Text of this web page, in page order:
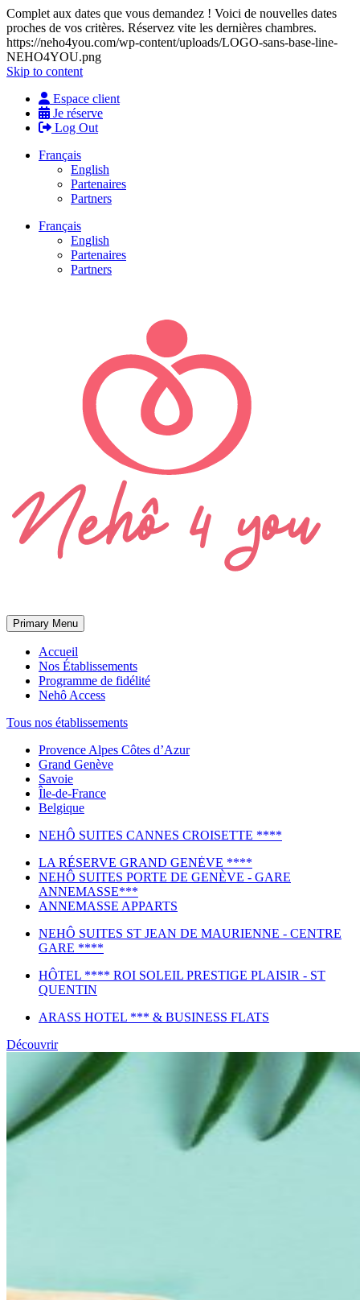
Complet aux dates que vous demandez ! Voici de nouvelles dates
proches de vos critères. Réservez vite les dernières chambres.
https://neho4you.com/wp-content/uploads/LOGO-sans-base-line-
NEHO4YOU.png
Skip to content
Espace client
Je réserve
Log Out
Français
English
Partenaires
Partners
Français
English
Partenaires
Partners
Primary Menu
Accueil
Nos Établissements
Programme de fidélité
Nehô Access
Tous nos établissements
Provence Alpes Côtes d’Azur
Grand Genève
Savoie
Île-de-France
Belgique
NEHÔ SUITES CANNES CROISETTE ****
LA RÉSERVE GRAND GENĖVE ****
NEHÔ SUITES PORTE DE GENÈVE - GARE
ANNEMASSE***
ANNEMASSE APPARTS
NEHÔ SUITES ST JEAN DE MAURIENNE - CENTRE
GARE ****
HÔTEL **** ROI SOLEIL PRESTIGE PLAISIR - ST
QUENTIN
ARASS HOTEL *** & BUSINESS FLATS
Découvrir